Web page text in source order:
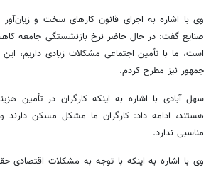
وی با اشاره به اجرای قانون کارهای سخت و
صنایع گفت: در حال حاضر نرخ بازنشستگی جامعه
است، ما با تأمین اجتماعی مشکلات زیادی داریم،
جمهور نیز مطرح کردم.
سهل آبادی با اشاره به اینکه کارگران در تأمین
هستند، ادامه داد: کارگران ما مشکل مسکن
مناسبی ندارد.
وی با اشاره به اینکه با توجه به مشکلات اقتصادی